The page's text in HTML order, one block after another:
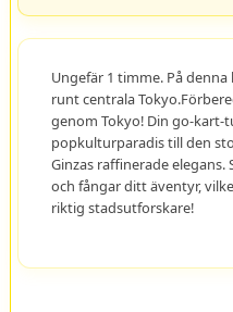
Ungefär 1 timme. På
runt centrala
genom Tokyo! Din go-kart-
popkulturparadis till den
Ginzas raffinerade
och fångar ditt äventyr,
riktig stadsutforskare!